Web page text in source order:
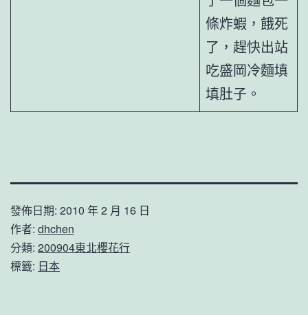
條炸蝦，餓死
了，趕快出站
吃盛岡冷麵填
填肚子。
發佈日期: 2010 年 2 月 16 日
作者: dhchen
分類: 200904東北櫻花行
標籤: 日本